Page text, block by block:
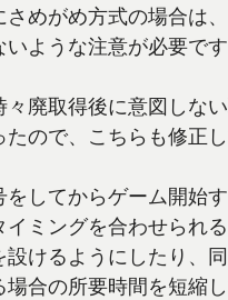
さめがめ方式の場合は
ような注意が必要です
々廃取得後に意図しな
ので、こちらも修正し
をしてからゲーム開始
イミングを合わせられ
設けるようにしたり、
場合の所要時間を短縮し